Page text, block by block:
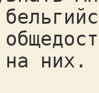
на них.